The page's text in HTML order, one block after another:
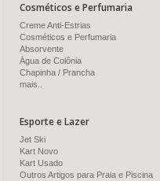
Cosméticos e Perfumaria
Creme Anti-Estrias
Cosméticos e Perfumaria
Absorvente
Água de Colônia
Chapinha / Prancha
mais..
Esporte e Lazer
Jet Ski
Kart Novo
Kart Usado
Outros Artigos para Praia e Piscina